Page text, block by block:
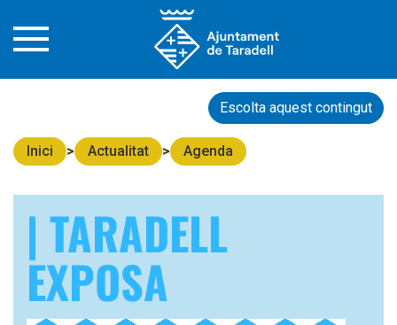
Escolta aquest contingut
Inici Actualitat Agenda
| TARADELL
EXPOSA